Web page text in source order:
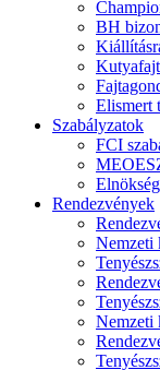
BH
Elismert
Szabályzatok
FCI
Rendezvények
Nemzeti
Nemzeti